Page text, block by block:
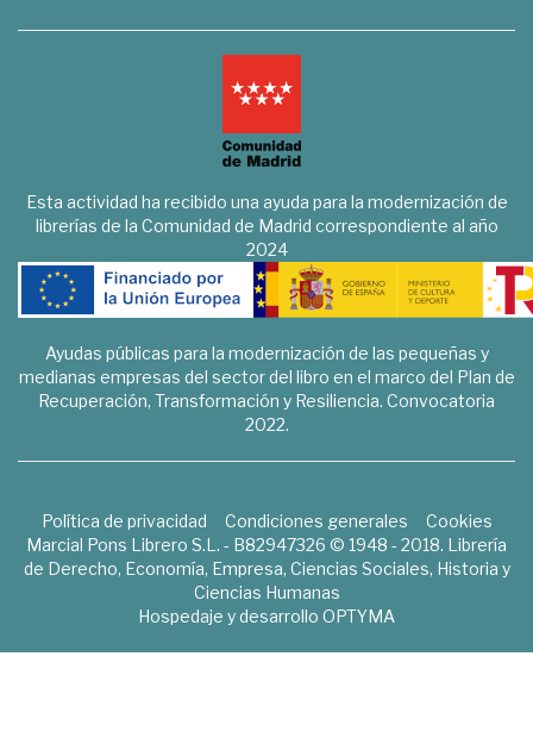
Esta actividad ha recibido una ayuda para la modernización de
librerías de la Comunidad de Madrid correspondiente al año
2024
Ayudas públicas para la modernización de las pequeñas y
medianas empresas del sector del libro en el marco del Plan de
Recuperación, Transformación y Resiliencia. Convocatoria
2022.
Política de privacidad Condiciones generales
Cookies
Marcial Pons Librero S.L. - B82947326 © 1948 - 2018. Librería
de Derecho, Economía, Empresa, Ciencias Sociales, Historia y
Ciencias Humanas
Hospedaje y desarrollo OPTYMA